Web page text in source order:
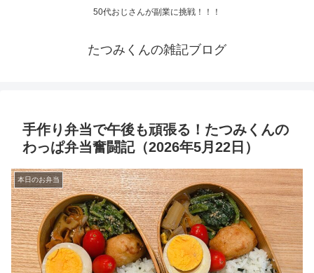
50代おじさんが副業に挑戦！！！
たつみくんの雑記ブログ
手作り弁当で午後も頑張る！たつみくんの
わっぱ弁当奮闘記（2026年5月22日）
本日のお弁当